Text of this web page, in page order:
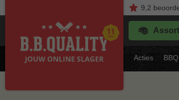
9,2
Acties BBQ